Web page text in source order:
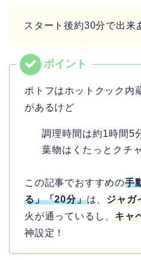
スタート後約30分で出
ポトフはホットクック内
があるけど
調理時間は約1時間5
葉物はくたっとクチ
この記事でおすすめの手
る」「20分」は、ジャガ
火が通っているし、キャ
神設定！